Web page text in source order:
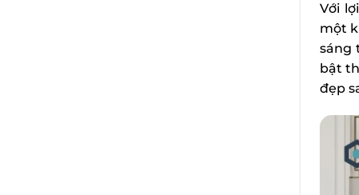
Với
một
sáng
bật
đẹp